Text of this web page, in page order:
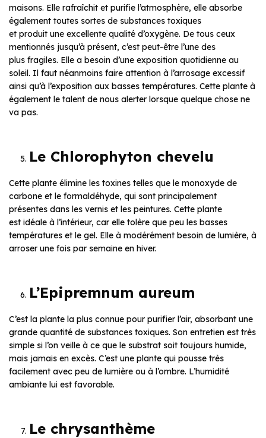
maisons. Elle rafraîchit et purifie l’atmosphère, elle absorbe
également toutes sortes de substances toxiques
et produit une excellente qualité d’oxygène. De tous ceux
mentionnés jusqu’à présent, c’est peut-être l’une des
plus fragiles. Elle a besoin d’une exposition quotidienne au
soleil. Il faut néanmoins faire attention à l’arrosage excessif
ainsi qu’à l’exposition aux basses températures. Cette plante à
également le talent de nous alerter lorsque quelque chose ne
va pas.
Le Chlorophyton chevelu
Cette plante élimine les toxines telles que le monoxyde de
carbone et le formaldéhyde, qui sont principalement
présentes dans les vernis et les peintures. Cette plante
est idéale à l’intérieur, car elle tolère que peu les basses
températures et le gel. Elle à modérément besoin de lumière, à
arroser une fois par semaine en hiver.
L’Epipremnum aureum
C’est la plante la plus connue pour purifier l’air, absorbant une
grande quantité de substances toxiques. Son entretien est très
simple si l’on veille à ce que le substrat soit toujours humide,
mais jamais en excès. C’est une plante qui pousse très
facilement avec peu de lumière ou à l’ombre. L’humidité
ambiante lui est favorable.
Le chrysanthème